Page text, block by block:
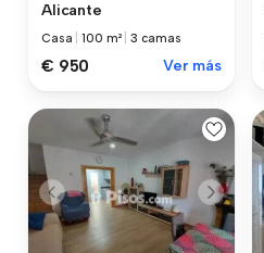
Alicante
Casa |100 m² |3 camas
€ 950 Ver más